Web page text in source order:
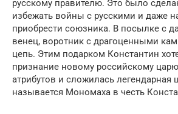
русскому правителю. Это было
избежать войны с русскими и даже
приобрести союзника. В посылке с
венец, воротник с драгоценными
цепь. Этим подарком Константин
признание новому российскому
атрибутов и сложилась легендарная
называется Мономаха в честь